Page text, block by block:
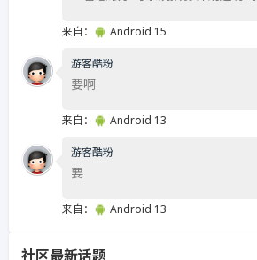
来自： Android 15
游客酷粉
要啊
来自： Android 13
游客酷粉
要
来自： Android 13
社区最新话题